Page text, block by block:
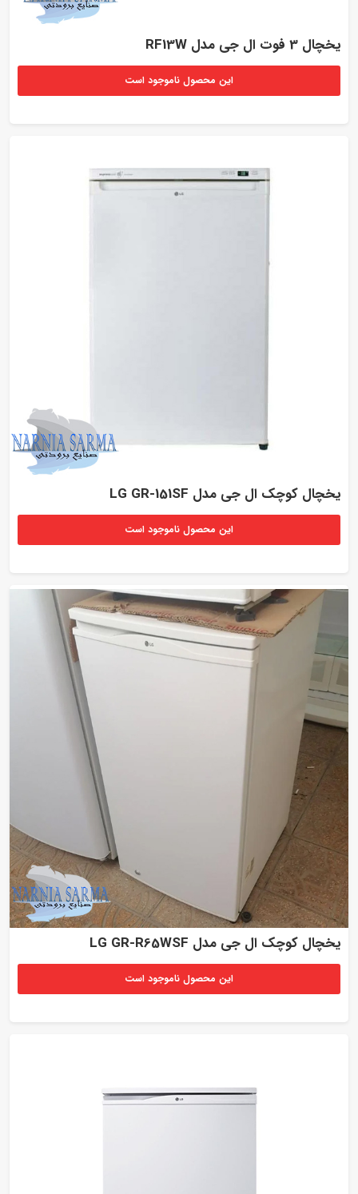
یخچال 3 فوت ال جی مدل RF13W
این محصول ناموجود است
یخچال کوچک ال جی مدل LG GR-151SF
این محصول ناموجود است
یخچال کوچک ال جی مدل LG GR-R65WSF
این محصول ناموجود است